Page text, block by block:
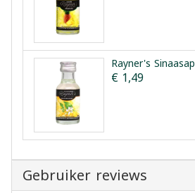
€ 1,49
Gebruiker reviews